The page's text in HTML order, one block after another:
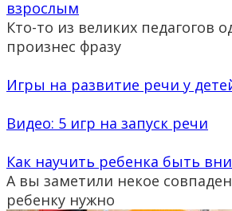
взрослым
Кто-то из великих педагогов
произнес фразу
Игры на развитие речи у
Видео: 5 игр на запуск речи
Как научить ребенка быть
А вы заметили некое
ребенку нужно